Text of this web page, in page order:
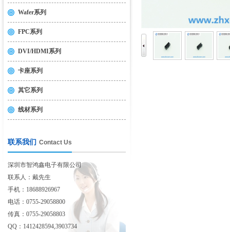
Wafer系列
FPC系列
DVI/HDMI系列
卡座系列
其它系列
线材系列
联系我们 Contact Us
深圳市智鸿鑫电子有限公司
联系人：戴先生
手机：18688926967
电话：0755-29058800
传真：0755-29058803
QQ：1412428594,3903734